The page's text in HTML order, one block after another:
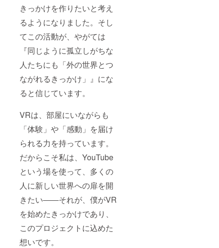
きっかけを作りたいと考え
るようになりました。そし
てこの活動が、やがては
『同じように孤立しがちな
人たちにも「外の世界とつ
ながれるきっかけ」』にな
ると信じています。
VRは、部屋にいながらも
「体験」や「感動」を届け
られる力を持っています。
だからこそ私は、YouTube
という場を使って、多くの
人に新しい世界への扉を開
きたい――それが、僕がVR
を始めたきっかけであり、
このプロジェクトに込めた
想いです。